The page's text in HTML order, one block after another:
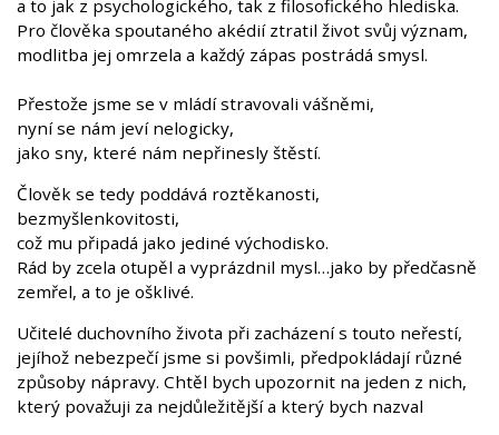
a to jak z psychologického, tak z filosofického hlediska.
Pro člověka spoutaného akédií ztratil život svůj význam,
modlitba jej omrzela a každý zápas postrádá smysl.
Přestože jsme se v mládí stravovali vášněmi,
nyní se nám jeví nelogicky,
jako sny, které nám nepřinesly štěstí.
Člověk se tedy poddává roztěkanosti,
bezmyšlenkovitosti,
což mu připadá jako jediné východisko.
Rád by zcela otupěl a vyprázdnil mysl…jako by předčasně
zemřel, a to je ošklivé.
Učitelé duchovního života při zacházení s touto neřestí,
jejíhož nebezpečí jsme si povšimli, předpokládají různé
způsoby nápravy. Chtěl bych upozornit na jeden z nich,
který považuji za nejdůležitější a který bych nazval